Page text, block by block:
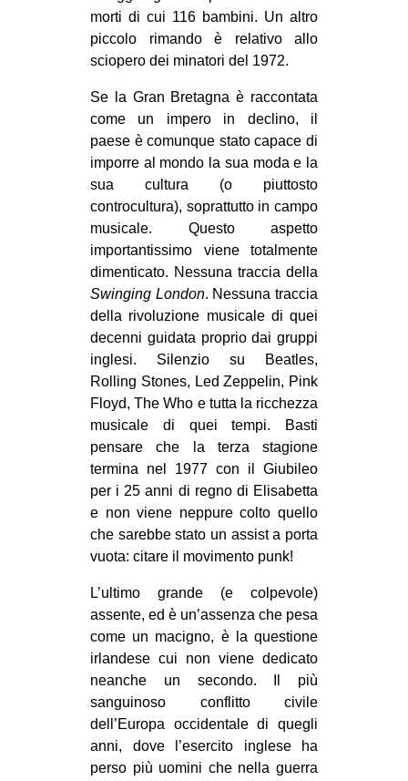
morti di cui 116 bambini. Un altro
piccolo rimando è relativo allo
sciopero dei minatori del 1972.
Se la Gran Bretagna è raccontata
come un impero in declino, il
paese è comunque stato capace di
imporre al mondo la sua moda e la
sua cultura (o piuttosto
controcultura), soprattutto in campo
musicale. Questo aspetto
importantissimo viene totalmente
dimenticato. Nessuna traccia della
Swinging London. Nessuna traccia
della rivoluzione musicale di quei
decenni guidata proprio dai gruppi
inglesi. Silenzio su Beatles,
Rolling Stones, Led Zeppelin, Pink
Floyd, The Who e tutta la ricchezza
musicale di quei tempi. Basti
pensare che la terza stagione
termina nel 1977 con il Giubileo
per i 25 anni di regno di Elisabetta
e non viene neppure colto quello
che sarebbe stato un assist a porta
vuota: citare il movimento punk!
L’ultimo grande (e colpevole)
assente, ed è un’assenza che pesa
come un macigno, è la questione
irlandese cui non viene dedicato
neanche un secondo. Il più
sanguinoso conflitto civile
dell’Europa occidentale di quegli
anni, dove l’esercito inglese ha
perso più uomini che nella guerra